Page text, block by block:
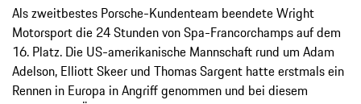
Als zweitbestes Porsche-Kundenteam beendete Wright
Motorsport die 24 Stunden von Spa-Francorchamps auf dem
16. Platz. Die US-amerikanische Mannschaft rund um Adam
Adelson, Elliott Skeer und Thomas Sargent hatte erstmals ein
Rennen in Europa in Angriff genommen und bei diesem